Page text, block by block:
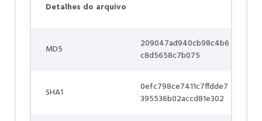
Detalhes do arquivo
MD5
209047ad940cb98c4b6
c8d5658c7b075
SHA1
0efc798ce7411c7ffdde7
395536b02accd81e302